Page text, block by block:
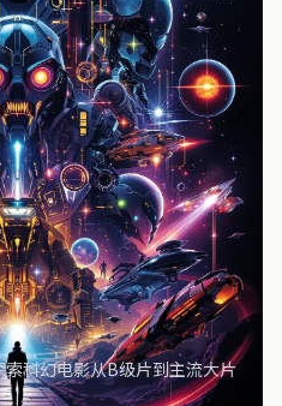
科幻电影从B级片到主流大片